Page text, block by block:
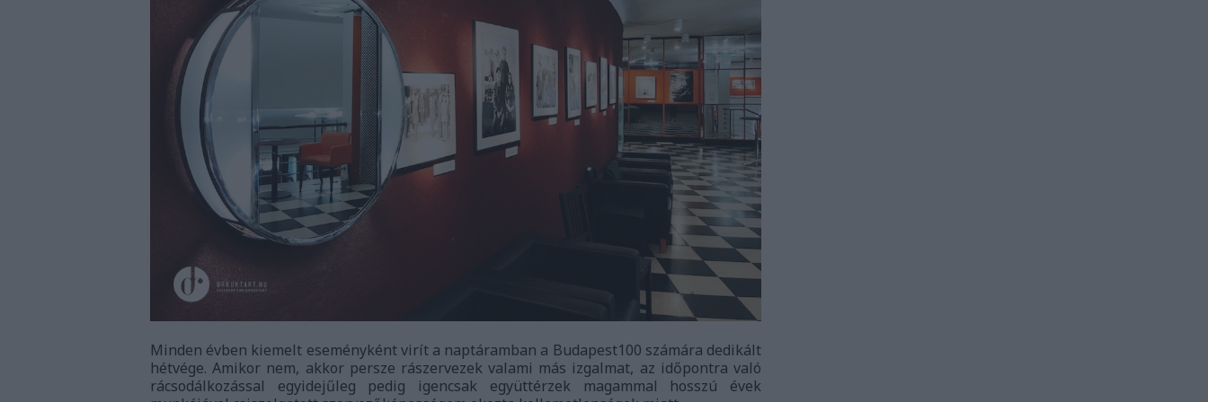
Minden évben kiemelt eseményként virít a naptáramban a Budapest100 számára dedikált
hétvége. Amikor nem, akkor persze rászervezek valami más izgalmat, az időpontra való
rácsodálkozással egyidejűleg pedig igencsak együttérzek magammal hosszú évek